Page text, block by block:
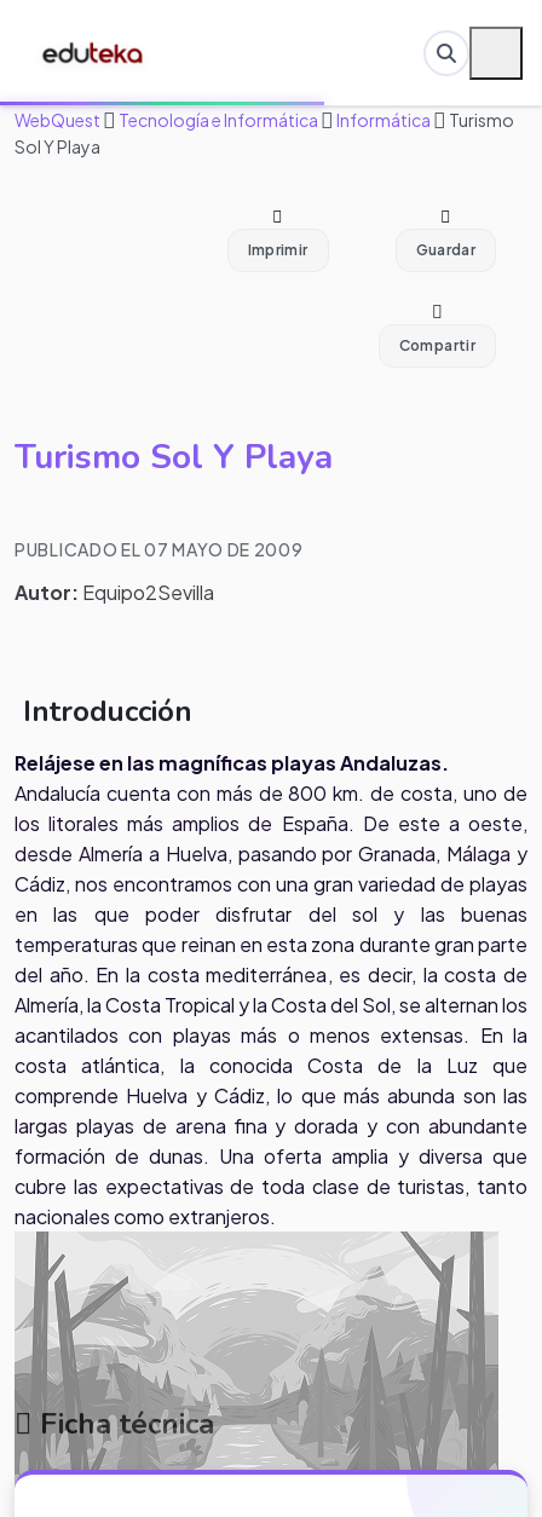
WebQuest Tecnología e Informática Informática
Turismo
Sol Y Playa
Imprimir Guardar
Compartir
Turismo Sol Y Playa
PUBLICADO EL 07 MAYO DE 2009
Autor: Equipo2Sevilla
Introducción
Relájese en las magníficas playas Andaluzas.
Andalucía cuenta con más de 800 km. de costa, uno de
los litorales más amplios de España. De este a oeste,
desde Almería a Huelva, pasando por Granada, Málaga y
Cádiz, nos encontramos con una gran variedad de playas
en las que poder disfrutar del sol y las buenas
temperaturas que reinan en esta zona durante gran parte
del año. En la costa mediterránea, es decir, la costa de
Almería, la Costa Tropical y la Costa del Sol, se alternan los
acantilados con playas más o menos extensas. En la
costa atlántica, la conocida Costa de la Luz que
comprende Huelva y Cádiz, lo que más abunda son las
largas playas de arena fina y dorada y con abundante
formación de dunas. Una oferta amplia y diversa que
cubre las expectativas de toda clase de turistas, tanto
nacionales como extranjeros.
Ficha técnica